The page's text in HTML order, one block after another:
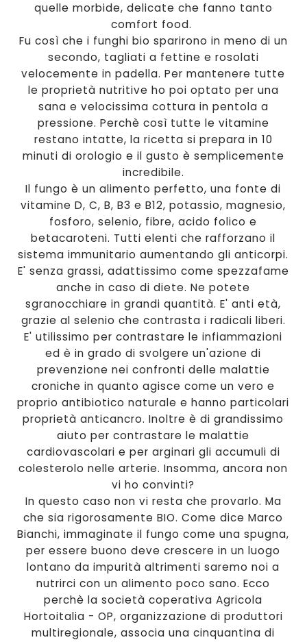
quelle morbide, delicate che fanno tanto
comfort food.
Fu così che i funghi bio sparirono in meno di un
secondo, tagliati a fettine e rosolati
velocemente in padella. Per mantenere tutte
le proprietà nutritive ho poi optato per una
sana e velocissima cottura in pentola a
pressione. Perchè così tutte le vitamine
restano intatte, la ricetta si prepara in 10
minuti di orologio e il gusto è semplicemente
incredibile.
Il fungo è un alimento perfetto, una fonte di
vitamine D, C, B, B3 e B12, potassio, magnesio,
fosforo, selenio, fibre, acido folico e
betacaroteni. Tutti elenti che rafforzano il
sistema immunitario aumentando gli anticorpi.
E' senza grassi, adattissimo come spezzafame
anche in caso di diete. Ne potete
sgranocchiare in grandi quantità. E' anti età,
grazie al selenio che contrasta i radicali liberi.
E' utilissimo per contrastare le infiammazioni
ed è in grado di svolgere un'azione di
prevenzione nei confronti delle malattie
croniche in quanto agisce come un vero e
proprio antibiotico naturale e hanno particolari
proprietà anticancro. Inoltre è di grandissimo
aiuto per contrastare le malattie
cardiovascolari e per arginari gli accumuli di
colesterolo nelle arterie. Insomma, ancora non
vi ho convinti?
In questo caso non vi resta che provarlo. Ma
che sia rigorosamente BIO. Come dice Marco
Bianchi, immaginate il fungo come una spugna,
per essere buono deve crescere in un luogo
lontano da impurità altrimenti saremo noi a
nutrirci con un alimento poco sano. Ecco
perchè la società coperativa Agricola
Hortoitalia - OP, organizzazione di produttori
multiregionale, associa una cinquantina di